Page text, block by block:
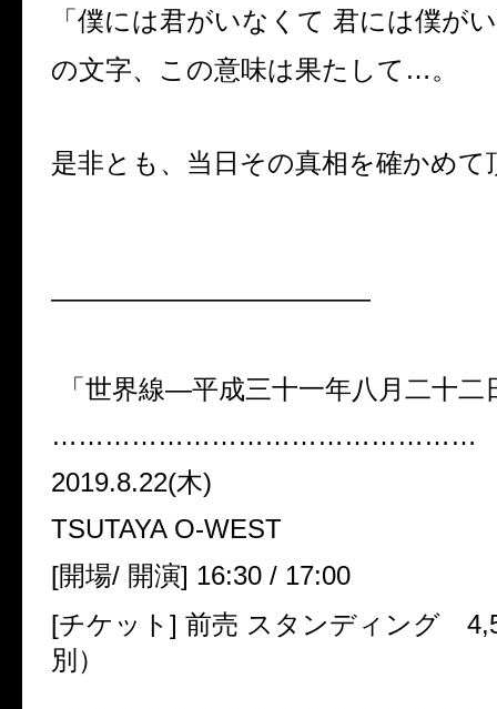
「僕には君がいなくて 君には僕が
の文字、この意味は果たして…。
是非とも、当日その真相を確かめて
————————————
「世界線―平成三十一年八月二十
…………………………………………
2019.8.22(木)
TSUTAYA O-WEST
[開場/ 開演] 16:30 / 17:00
[チケット] 前売 スタンディング
別）